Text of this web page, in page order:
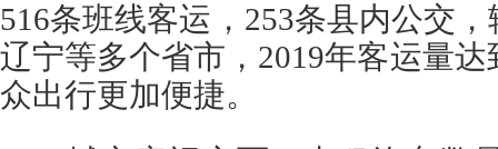
516条班线客运，253条县内公交
辽宁等多个省市，2019年客运量
众出行更加便捷。